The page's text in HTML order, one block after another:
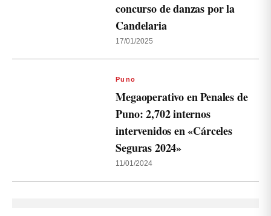
concurso de danzas por la
Candelaria
17/01/2025
Puno
Megaoperativo en Penales de
Puno: 2,702 internos
intervenidos en «Cárceles
Seguras 2024»
11/01/2024